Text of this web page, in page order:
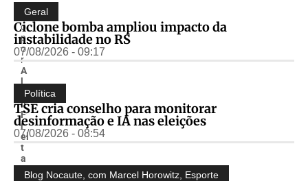
a
d
o
p
o
r
A
l
m
ir
F
r
ei
t
a
s
Geral
Ciclone bomba ampliou impacto da
instabilidade no RS
07/08/2026 - 09:17
Política
TSE cria conselho para monitorar
desinformação e IA nas eleições
07/08/2026 - 08:54
Blog Nocaute, com Marcel Horowitz Esporte